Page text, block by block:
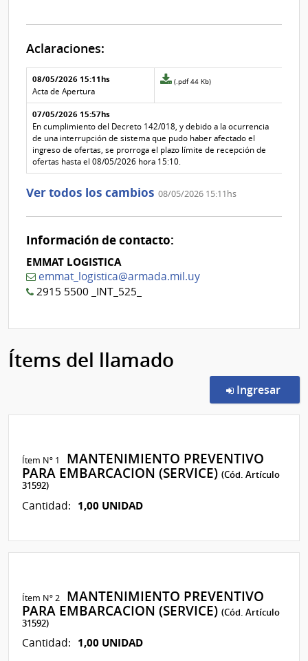
Aclaraciones:
Aclaraciones del llamado
Fecha y
texto de
la
aclaración
Archivo
de la
aclaración
08/05/2026 15:11hs
Acta de Apertura
Archivo
de
aclaración
Nº
1
(.pdf 44 Kb)
07/05/2026 15:57hs
En cumplimiento del Decreto 142/018, y debido a la ocurrencia
de una interrupción de sistema que pudo haber afectado el
ingreso de ofertas, se prorroga el plazo límite de recepción de
ofertas hasta el 08/05/2026 hora 15:10.
Ver todos los cambios 08/05/2026 15:11hs
Información de contacto:
EMMAT LOGISTICA
emmat_logistica@armada.mil.uy
2915 5500 _INT_525_
Ítems del llamado
Ingresar
Ítem Nº 1
MANTENIMIENTO PREVENTIVO
PARA EMBARCACION (SERVICE)(Cód. Artículo
31592)
Cantidad: 1,00 UNIDAD
Ítem Nº 2
MANTENIMIENTO PREVENTIVO
PARA EMBARCACION (SERVICE)(Cód. Artículo
31592)
Cantidad: 1,00 UNIDAD